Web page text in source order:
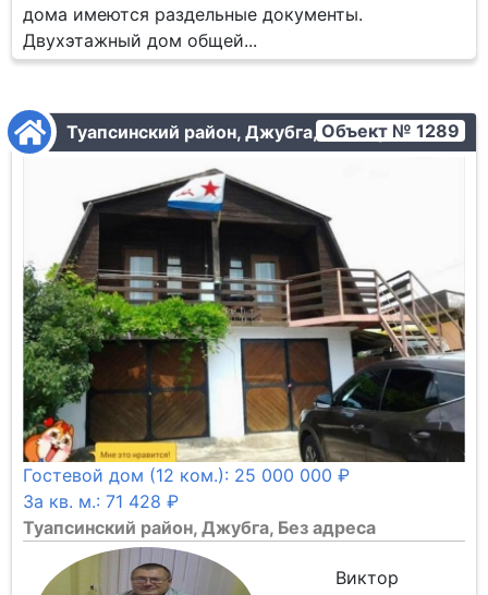
дома имеются раздельные документы.
Двухэтажный дом общей...
Туапсинский район, Джубга, Без адреса
Объект № 1289
Гостевой дом (12 ком.): 25 000 000 ₽
За кв. м.: 71 428 ₽
Туапсинский район, Джубга, Без адреса
Виктор